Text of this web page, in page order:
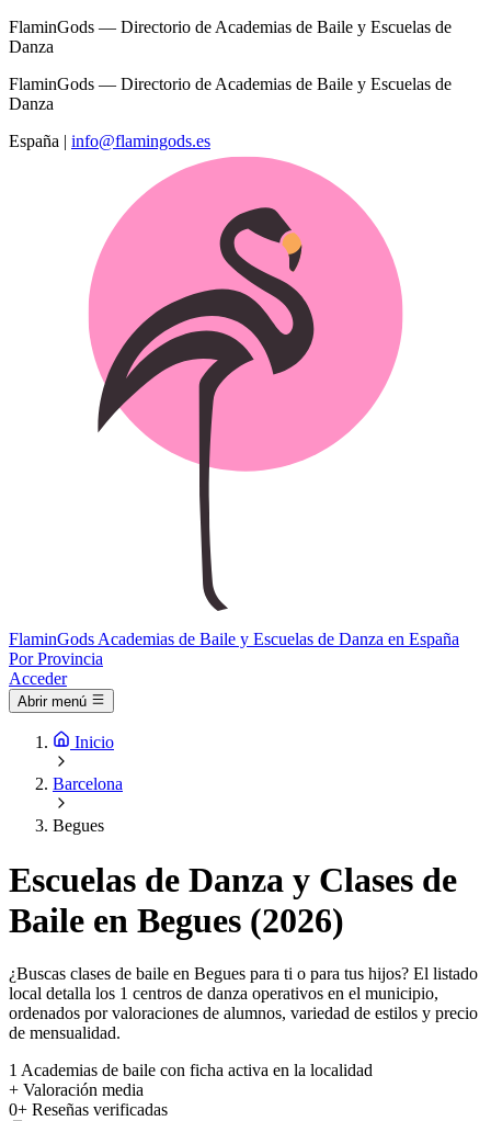
FlaminGods — Directorio de Academias de Baile y Escuelas de
Danza
FlaminGods — Directorio de Academias de Baile y Escuelas de
Danza
España | info@flamingods.es
FlaminGods Academias de Baile y Escuelas de Danza en España
Por Provincia
Acceder
Abrir menú
Inicio
Barcelona
Begues
Escuelas de Danza y Clases de
Baile en Begues (2026)
¿Buscas clases de baile en Begues para ti o para tus hijos? El listado
local detalla los 1 centros de danza operativos en el municipio,
ordenados por valoraciones de alumnos, variedad de estilos y precio
de mensualidad.
1 Academias de baile con ficha activa en la localidad
+ Valoración media
0+ Reseñas verificadas